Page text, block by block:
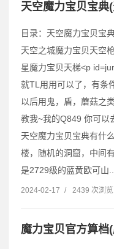
天空魔力宝贝宝典
目录：天空魔力宝贝宝
天空之城魔力宝贝天空
星魔力宝贝天梯˂p
就TL用用可以了，有条
以后用鬼，盾，蘑菇之
教我~我的Q849 你可以
天空魔力宝贝宝典有什
楼，随机的洞窟，中间
是2729级的蓝黄欧可山
2024-02-17 / 2439 次浏览
魔力宝贝官方算档